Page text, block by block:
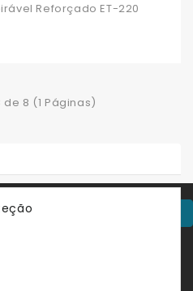
Reforçado ET-220
de 8 (1 Páginas)
Nos